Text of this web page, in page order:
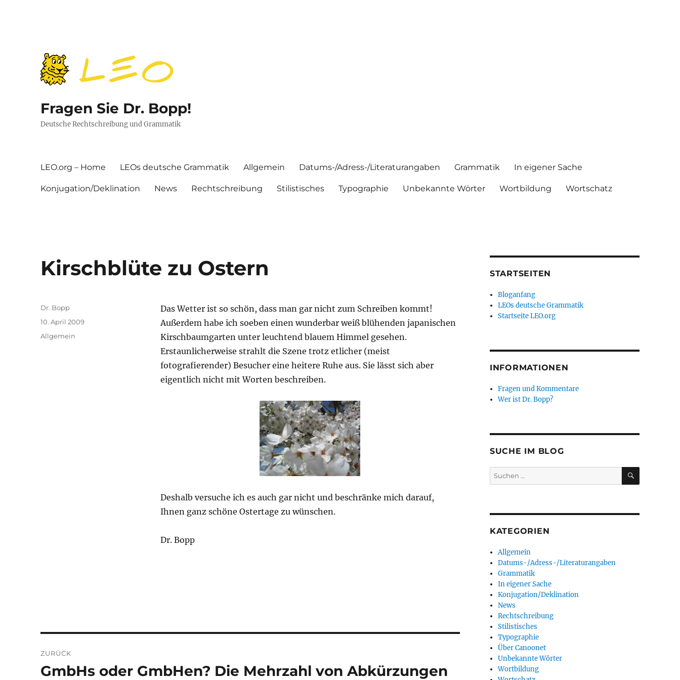
Fragen Sie Dr. Bopp!
Deutsche Rechtschreibung und Grammatik
LEO.org – Home LEOs deutsche Grammatik Allgemein Datums-/Adress-/Literaturangaben Grammatik In eigener Sache
Konjugation/Deklination News Rechtschreibung Stilistisches Typographie Unbekannte Wörter Wortbildung Wortschatz
Kirschblüte zu Ostern
Das Wetter ist so schön, dass man gar nicht zum Schreiben kommt!
Außerdem habe ich soeben einen wunderbar weiß blühenden japanischen
Kirschbaumgarten unter leuchtend blauem Himmel gesehen.
Erstaunlicherweise strahlt die Szene trotz etlicher (meist
fotografierender) Besucher eine heitere Ruhe aus. Sie lässt sich aber
eigentlich nicht mit Worten beschreiben.
Deshalb versuche ich es auch gar nicht und beschränke mich darauf,
Ihnen ganz schöne Ostertage zu wünschen.
Dr. Bopp
Autor
Dr. Bopp
Veröffentlicht
am
10. April 2009
Kategorien
Allgemein
ZURÜCK
Vorheriger
GmbHs oder GmbHen? Die Mehrzahl von Abkürzungen
STARTSEITEN
Bloganfang
LEOs deutsche Grammatik
Startseite LEO.org
INFORMATIONEN
Fragen und Kommentare
Wer ist Dr. Bopp?
SUCHE IM BLOG
Suchen
nach:
SUCHEN
KATEGORIEN
Allgemein
Datums-/Adress-/Literaturangaben
Grammatik
In eigener Sache
Konjugation/Deklination
News
Rechtschreibung
Stilistisches
Typographie
Über Canoonet
Unbekannte Wörter
Wortbildung